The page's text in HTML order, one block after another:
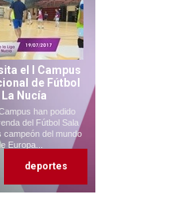
el I Campus
de Fútbol
Nucía
han podido
del Fútbol Sala
del mundo
Europa...
deportes